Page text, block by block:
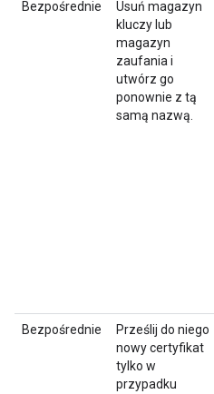
Bezpośrednie
Usuń magazyn
kluczy lub
magazyn
zaufania i
utwórz go
ponownie z tą
samą nazwą.
Bezpośrednie
Prześlij do niego
nowy certyfikat
tylko w
przypadku